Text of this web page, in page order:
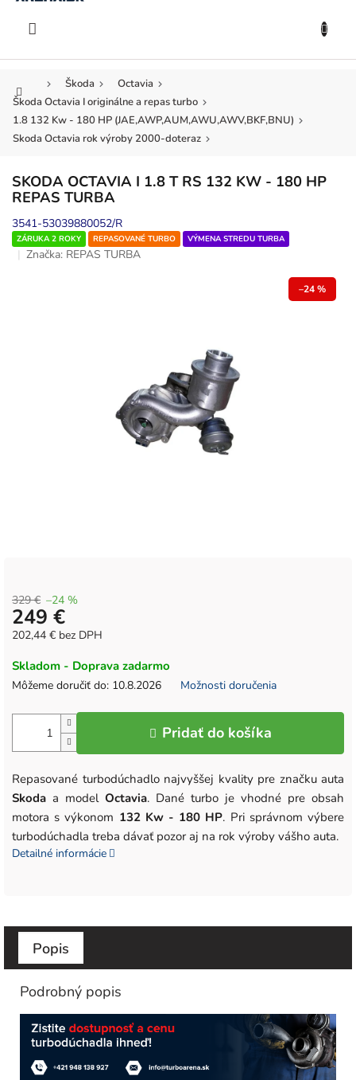
Prejsť
obsah
DomovŠkoda
Octavia
Škoda Octavia I originálne a repas turbo
1.8 132 Kw - 180 HP (JAE,AWP,AUM,AWU,AWV,BKF,BNU)
Skoda Octavia rok výroby 2000-doteraz
SKODA OCTAVIA I 1.8 T RS 132 KW - 180 HP
REPAS TURBA
3541-53039880052/R
ZÁRUKA 2 ROKY REPASOVANÉ TURBO VÝMENA STREDU TURBA
Značka: REPAS TURBA
–24 %
329 € –24 %
249 €
202,44 € bez DPH
cena:
Skladom - Doprava zadarmo
Môžeme doručiť do: 10.8.2026 Možnosti doručenia
Pridať do košíka
Repasované turbodúchadlo najvyššej kvality pre značku auta
Skoda a model Octavia. Dané turbo je vhodné pre obsah
motora s výkonom 132 Kw - 180 HP. Pri správnom výbere
turbodúchadla treba dávať pozor aj na rok výroby vášho auta.
Detailné informácie
Popis
Podrobný popis